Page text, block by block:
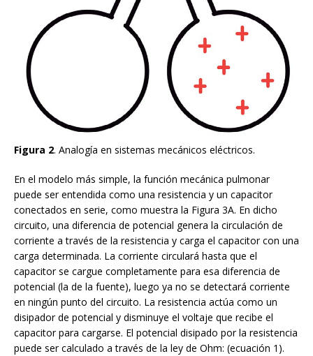
Figura 2. Analogía en sistemas mecánicos eléctricos.
En el modelo más simple, la función mecánica pulmonar
puede ser entendida como una resistencia y un capacitor
conectados en serie, como muestra la Figura 3A. En dicho
circuito, una diferencia de potencial genera la circulación de
corriente a través de la resistencia y carga el capacitor con una
carga determinada. La corriente circulará hasta que el
capacitor se cargue completamente para esa diferencia de
potencial (la de la fuente), luego ya no se detectará corriente
en ningún punto del circuito. La resistencia actúa como un
disipador de potencial y disminuye el voltaje que recibe el
capacitor para cargarse. El potencial disipado por la resistencia
puede ser calculado a través de la ley de Ohm: (ecuación 1).